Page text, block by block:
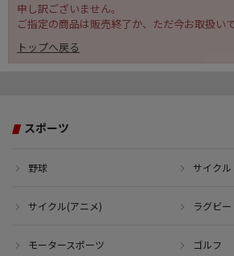
申し訳ございません。
ご指定の商品は販売終了か、ただ今お取扱い
トップへ戻る
スポーツ
野球 サイクル
サイクル(アニメ) ラグビー
モータースポーツ ゴルフ